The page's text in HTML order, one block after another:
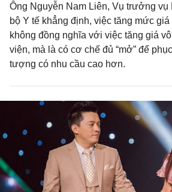
Ông Nguyễn Nam Liên, Vụ trưởng vụ
bộ Y tế khẳng định, việc tăng mức
không đồng nghĩa với việc tăng giá
viện, mà là có cơ chế đủ “mở” để
tượng có nhu cầu cao hơn.